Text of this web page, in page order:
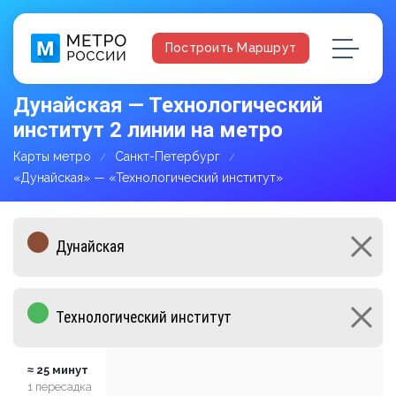
Построить Маршрут
Дунайская — Технологический
институт 2 линии на метро
Карты метро
Санкт-Петербург
«Дунайская» — «Технологический институт»
≈ 25 минут
1 пересадка